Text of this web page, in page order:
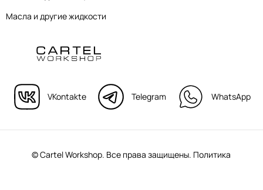
VKontakte Telegram WhatsApp
Масла и другие жидкости
© Cartel Workshop. Все права защищены. Политика